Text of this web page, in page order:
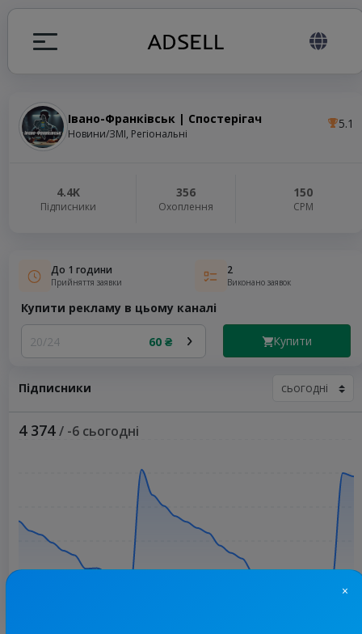
Івано-Франківськ | Спостерігач
Новини/ЗМІ, Регіональні
5.1
4.4K
Підписники
356
Охоплення
150
СРМ
До 1 години
Прийняття заявки
2
Виконано заявок
Купити рекламу в цьому каналі
20/24 60 ₴ Купити
Підписники
4 374/ -6 сьогодні
×